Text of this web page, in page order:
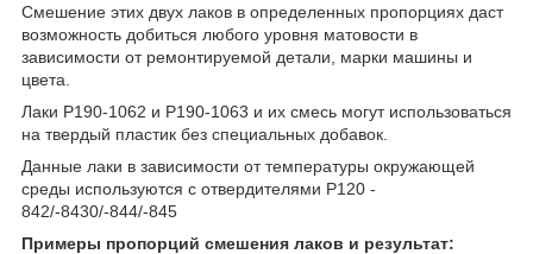
Смешение этих двух лаков в определенных пропорциях даст
возможность добиться любого уровня матовости в
зависимости от ремонтируемой детали, марки машины и
цвета.
Лаки P190-1062 и P190-1063 и их смесь могут использоваться
на твердый пластик без специальных добавок.
Данные лаки в зависимости от температуры окружающей
среды используются с отвердителями P120 -
842/-8430/-844/-845
Примеры пропорций смешения лаков и результат: